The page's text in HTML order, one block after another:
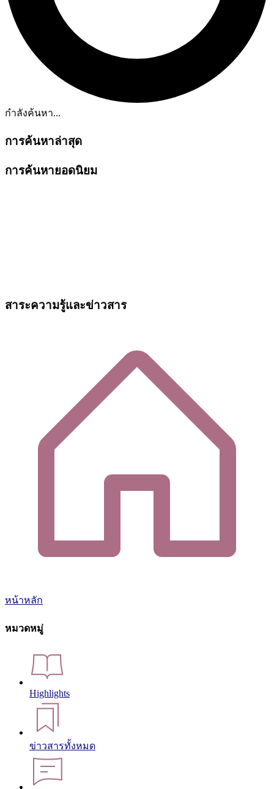
กำลังค้นหา...
การค้นหาล่าสุด
การค้นหายอดนิยม
สาระความรู้และข่าวสาร
หน้าหลัก
หมวดหมู่
Highlights
ข่าวสารทั้งหมด